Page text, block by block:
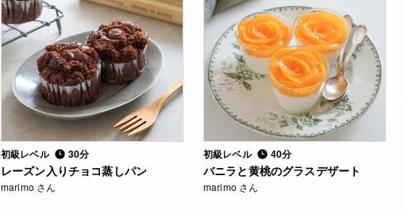
初級レベル 30分
レーズン入りチョコ蒸しパン
marimo さん
初級レベル 40分
バニラと黄桃のグラスデザート
marimo さん